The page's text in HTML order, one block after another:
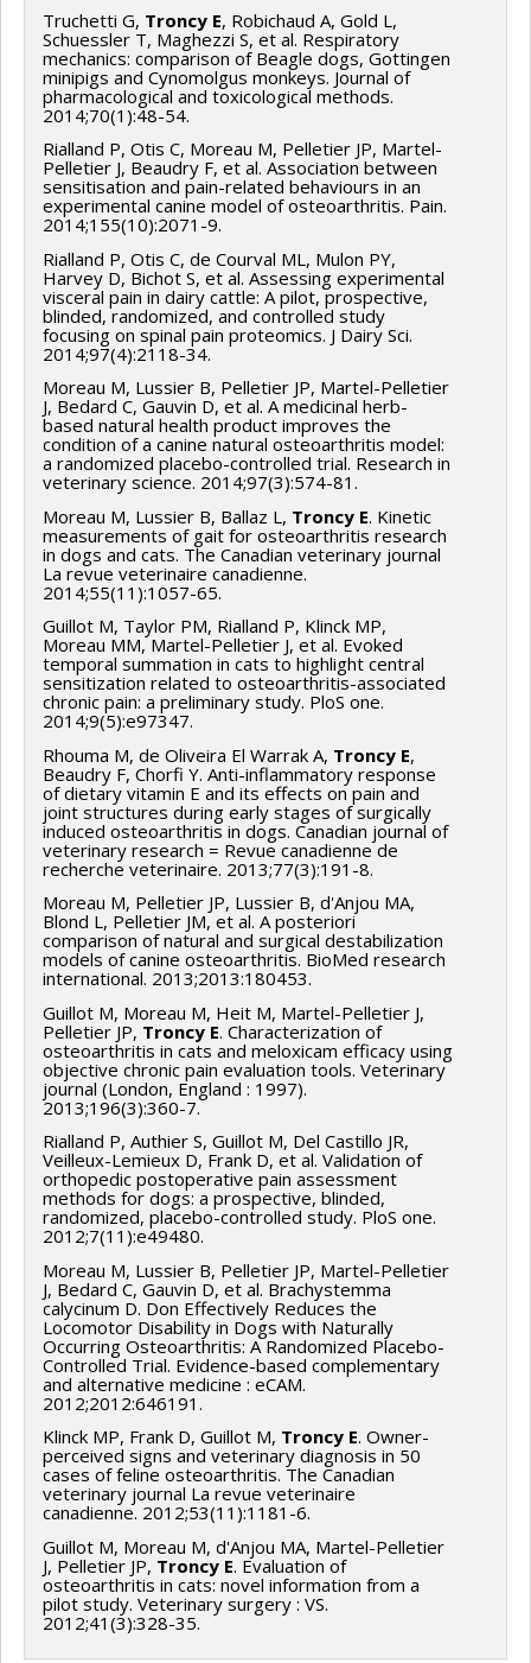
Truchetti G, Troncy E, Robichaud A, Gold L,
Schuessler T, Maghezzi S, et al. Respiratory
mechanics: comparison of Beagle dogs, Gottingen
minipigs and Cynomolgus monkeys. Journal of
pharmacological and toxicological methods.
2014;70(1):48-54.
Rialland P, Otis C, Moreau M, Pelletier JP, Martel-
Pelletier J, Beaudry F, et al. Association between
sensitisation and pain-related behaviours in an
experimental canine model of osteoarthritis. Pain.
2014;155(10):2071-9.
Rialland P, Otis C, de Courval ML, Mulon PY,
Harvey D, Bichot S, et al. Assessing experimental
visceral pain in dairy cattle: A pilot, prospective,
blinded, randomized, and controlled study
focusing on spinal pain proteomics. J Dairy Sci.
2014;97(4):2118-34.
Moreau M, Lussier B, Pelletier JP, Martel-Pelletier
J, Bedard C, Gauvin D, et al. A medicinal herb-
based natural health product improves the
condition of a canine natural osteoarthritis model:
a randomized placebo-controlled trial. Research in
veterinary science. 2014;97(3):574-81.
Moreau M, Lussier B, Ballaz L, Troncy E. Kinetic
measurements of gait for osteoarthritis research
in dogs and cats. The Canadian veterinary journal
La revue veterinaire canadienne.
2014;55(11):1057-65.
Guillot M, Taylor PM, Rialland P, Klinck MP,
Moreau MM, Martel-Pelletier J, et al. Evoked
temporal summation in cats to highlight central
sensitization related to osteoarthritis-associated
chronic pain: a preliminary study. PloS one.
2014;9(5):e97347.
Rhouma M, de Oliveira El Warrak A, Troncy E,
Beaudry F, Chorfi Y. Anti-inflammatory response
of dietary vitamin E and its effects on pain and
joint structures during early stages of surgically
induced osteoarthritis in dogs. Canadian journal of
veterinary research = Revue canadienne de
recherche veterinaire. 2013;77(3):191-8.
Moreau M, Pelletier JP, Lussier B, d'Anjou MA,
Blond L, Pelletier JM, et al. A posteriori
comparison of natural and surgical destabilization
models of canine osteoarthritis. BioMed research
international. 2013;2013:180453.
Guillot M, Moreau M, Heit M, Martel-Pelletier J,
Pelletier JP, Troncy E. Characterization of
osteoarthritis in cats and meloxicam efficacy using
objective chronic pain evaluation tools. Veterinary
journal (London, England : 1997).
2013;196(3):360-7.
Rialland P, Authier S, Guillot M, Del Castillo JR,
Veilleux-Lemieux D, Frank D, et al. Validation of
orthopedic postoperative pain assessment
methods for dogs: a prospective, blinded,
randomized, placebo-controlled study. PloS one.
2012;7(11):e49480.
Moreau M, Lussier B, Pelletier JP, Martel-Pelletier
J, Bedard C, Gauvin D, et al. Brachystemma
calycinum D. Don Effectively Reduces the
Locomotor Disability in Dogs with Naturally
Occurring Osteoarthritis: A Randomized Placebo-
Controlled Trial. Evidence-based complementary
and alternative medicine : eCAM.
2012;2012:646191.
Klinck MP, Frank D, Guillot M, Troncy E. Owner-
perceived signs and veterinary diagnosis in 50
cases of feline osteoarthritis. The Canadian
veterinary journal La revue veterinaire
canadienne. 2012;53(11):1181-6.
Guillot M, Moreau M, d'Anjou MA, Martel-Pelletier
J, Pelletier JP, Troncy E. Evaluation of
osteoarthritis in cats: novel information from a
pilot study. Veterinary surgery : VS.
2012;41(3):328-35.